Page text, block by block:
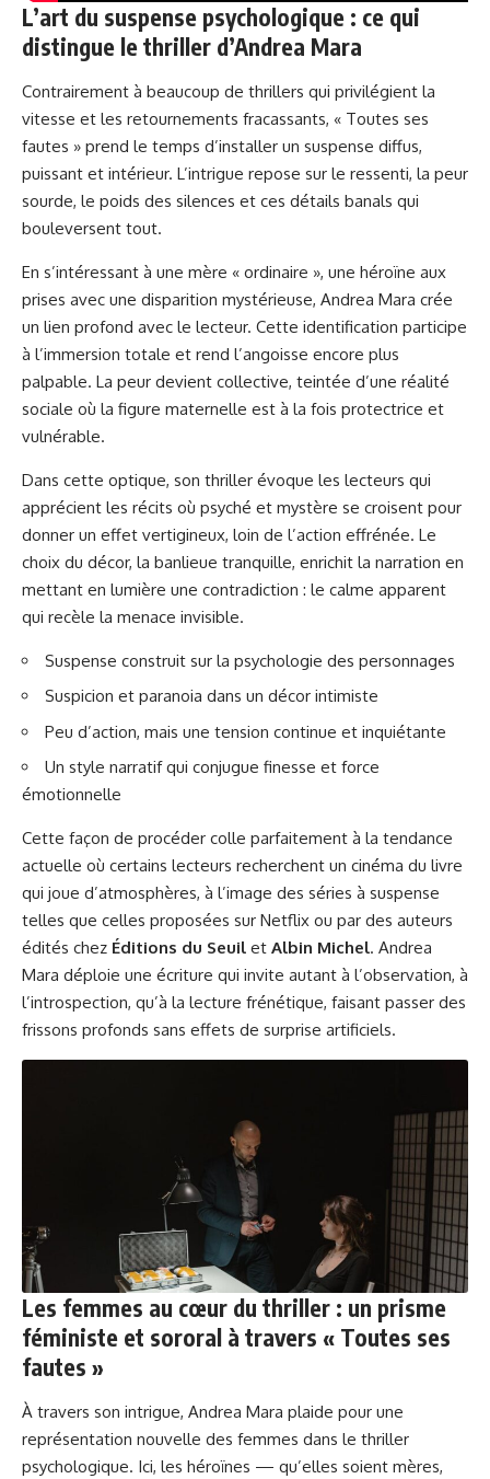
L’art du suspense psychologique : ce qui
distingue le thriller d’Andrea Mara
Contrairement à beaucoup de thrillers qui privilégient la
vitesse et les retournements fracassants, « Toutes ses
fautes » prend le temps d’installer un suspense diffus,
puissant et intérieur. L’intrigue repose sur le ressenti, la peur
sourde, le poids des silences et ces détails banals qui
bouleversent tout.
En s’intéressant à une mère « ordinaire », une héroïne aux
prises avec une disparition mystérieuse, Andrea Mara crée
un lien profond avec le lecteur. Cette identification participe
à l’immersion totale et rend l’angoisse encore plus
palpable. La peur devient collective, teintée d’une réalité
sociale où la figure maternelle est à la fois protectrice et
vulnérable.
Dans cette optique, son thriller évoque les lecteurs qui
apprécient les récits où psyché et mystère se croisent pour
donner un effet vertigineux, loin de l’action effrénée. Le
choix du décor, la banlieue tranquille, enrichit la narration en
mettant en lumière une contradiction : le calme apparent
qui recèle la menace invisible.
Suspense construit sur la psychologie des personnages
Suspicion et paranoia dans un décor intimiste
Peu d’action, mais une tension continue et inquiétante
Un style narratif qui conjugue finesse et force
émotionnelle
Cette façon de procéder colle parfaitement à la tendance
actuelle où certains lecteurs recherchent un cinéma du livre
qui joue d’atmosphères, à l’image des séries à suspense
telles que celles proposées sur Netflix ou par des auteurs
édités chez Éditions du Seuil et Albin Michel. Andrea
Mara déploie une écriture qui invite autant à l’observation, à
l’introspection, qu’à la lecture frénétique, faisant passer des
frissons profonds sans effets de surprise artificiels.
Les femmes au cœur du thriller : un prisme
féministe et sororal à travers « Toutes ses
fautes »
À travers son intrigue, Andrea Mara plaide pour une
représentation nouvelle des femmes dans le thriller
psychologique. Ici, les héroïnes — qu’elles soient mères,